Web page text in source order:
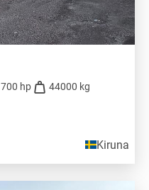
700 hp
44000 kg
Kiruna